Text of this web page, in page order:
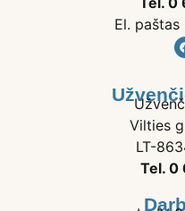
El.
Vilties
LT-
Tel. 0